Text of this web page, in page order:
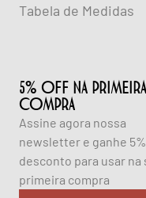
Tabela de Medidas
5% OFF NA PRIMEIRA
COMPRA
Assine agora nossa
newsletter e ganhe
desconto para usar na
primeira compra